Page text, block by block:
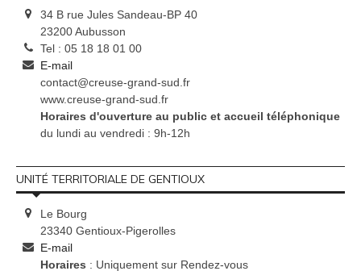
34 B rue Jules Sandeau-BP 40
23200 Aubusson
Tel : 05 18 18 01 00
E-mail
contact@creuse-grand-sud.fr
www.creuse-grand-sud.fr
Horaires d'ouverture au public et accueil téléphonique
du lundi au vendredi : 9h-12h
UNITÉ TERRITORIALE DE GENTIOUX
Le Bourg
23340 Gentioux-Pigerolles
E-mail
Horaires : Uniquement sur Rendez-vous